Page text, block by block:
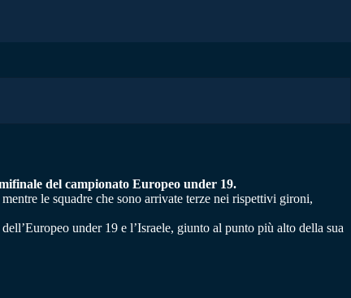
del campionato Europeo under 19.
le squadre che sono arrivate terze nei rispettivi gironi,
under 19 e l’Israele, giunto al punto più alto della sua